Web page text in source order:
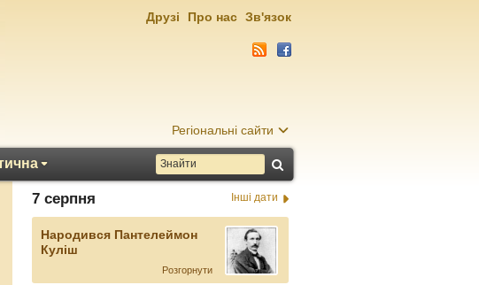
Регіональні сайти
Друзі Про нас Зв'язок
7 серпня Інші дати
Народився Пантелеймон
Куліш
Розгорнути